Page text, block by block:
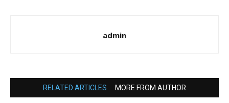
admin
RELATED ARTICLES MORE FROM AUTHOR